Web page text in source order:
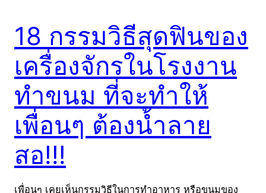
18 กรรมวิธีสุดฟินของ
เครื่องจักรในโรงงาน
ทำขนม ที่จะทำให้
เพื่อนๆ ต้องน้ำลาย
สอ!!!
เพื่อนๆ เคยเห็นกรรมวิธีในการทำอาหาร หรือขนมของ